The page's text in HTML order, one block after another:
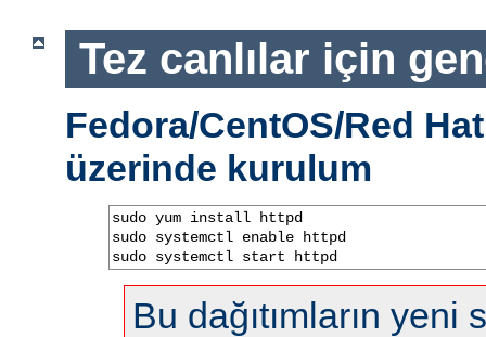
Tez canlılar için
Fedora/CentOS/Red
üzerinde kurulum
sudo yum install httpd
sudo systemctl enable httpd
sudo systemctl start httpd
Bu dağıtımların